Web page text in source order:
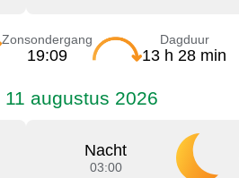
Zonsondergang
19:09
Dagduur
13 h 28 min
augustus 2026
Nacht
03:00